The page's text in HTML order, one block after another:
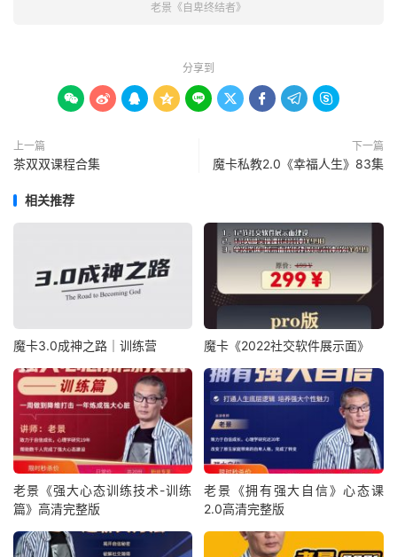
老景《自卑终结者》
分享到
        
上一篇
茶双双课程合集
下一篇
魔卡私教2.0《幸福人生》83集
相关推荐
魔卡3.0成神之路｜训练营 魔卡《2022社交软件展示面》
老景《强大心态训练技术-‮练训‬
篇》高清完整版
老景《拥有强大自信》心态课
2.0高清完整版